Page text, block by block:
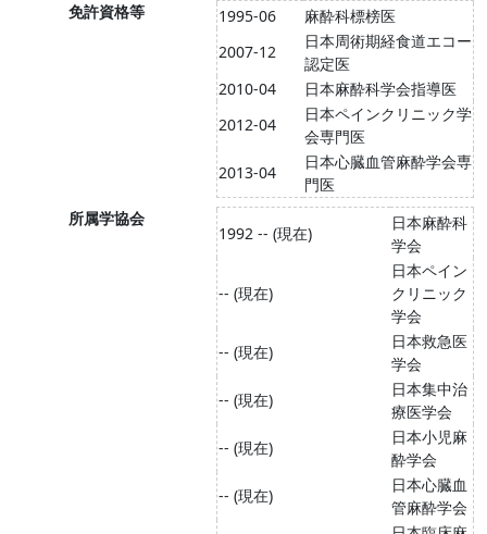
免許資格等 1995-06
麻酔科標榜医
2007-12
日本周術期経食道エコー
認定医
2010-04
日本麻酔科学会指導医
2012-04
日本ペインクリニック学
会専門医
2013-04
日本心臓血管麻酔学会専
門医
所属学協会
1992 -- (現在)
日本麻酔科
学会
-- (現在)
日本ペイン
クリニック
学会
-- (現在)
日本救急医
学会
-- (現在)
日本集中治
療医学会
-- (現在)
日本小児麻
酔学会
-- (現在)
日本心臓血
管麻酔学会